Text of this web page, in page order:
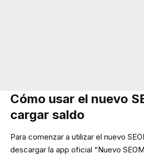
Cómo usar el nuevo
cargar saldo
Para comenzar a utilizar el nuevo
descargar la app oficial “Nuevo